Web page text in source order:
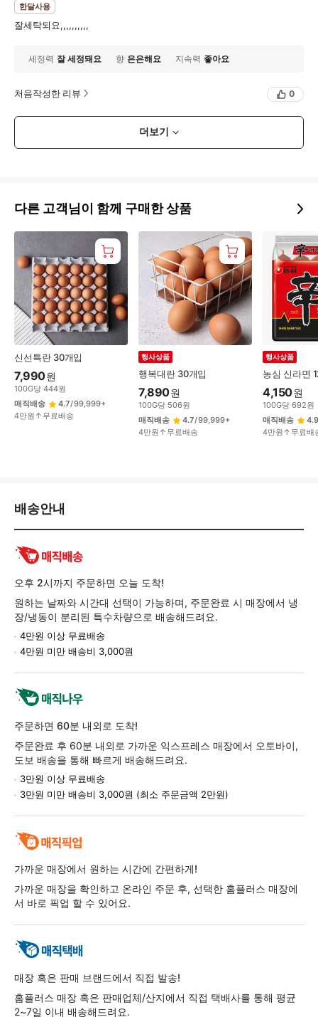
한달사용
잘세탁되요,,,,,,,,,,
세정력 잘 세정돼요 향 은은해요 지속력 좋아요
처음작성한 리뷰 0
더보기
다른 고객님이 함께 구매한 상품
신선특란 30개입
7,990원
100G당 444원
매직배송
4.7/99,999+
4만원↑무료배송
행복대란 30개입
행사상품
7,890원
100G당 506원
매직배송
4.7/99,999+
4만원↑무료배송
농심 신라면
행사상품
4,150원
100G당 692원
매직배송
4.9
4만원↑무료배
배
교
환/
반
품
정
보
배송안내
오후 2시까지 주문하면 오늘 도착!
원하는 날짜와 시간대 선택이 가능하며, 주문완료 시 매장에서 냉
장/냉동이 분리된 특수차량으로 배송해드려요.
4만원 이상 무료배송
4만원 미만 배송비 3,000원
주문하면 60분 내외로 도착!
주문완료 후 60분 내외로 가까운 익스프레스 매장에서 오토바이,
도보 배송을 통해 빠르게 배송해드려요.
3만원 이상 무료배송
3만원 미만 배송비 3,000원 (최소 주문금액 2만원)
가까운 매장에서 원하는 시간에 간편하게!
가까운 매장을 확인하고 온라인 주문 후, 선택한 홈플러스 매장에
서 바로 픽업 할 수 있어요.
매장 혹은 판매 브랜드에서 직접 발송!
홈플러스 매장 혹은 판매업체/산지에서 직접 택배사를 통해 평균
2~7일 이내 배송해드려요.